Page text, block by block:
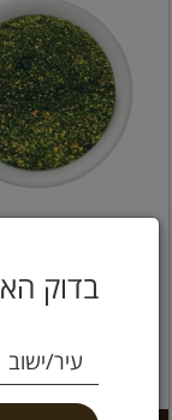
בדוק
עיר/ישוב
99 ₪
9.9 ל 100 גרם